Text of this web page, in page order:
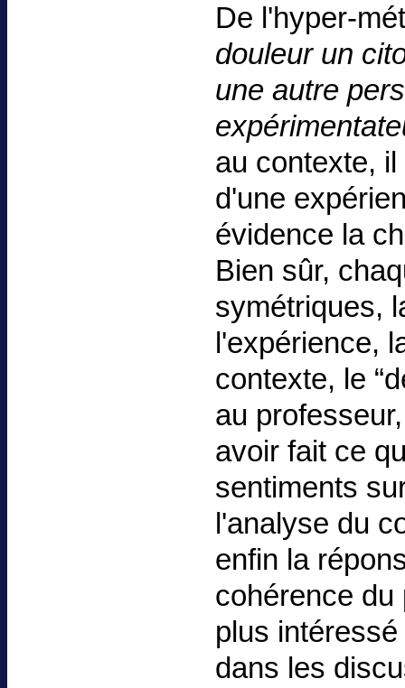
De l'hyper-
douleur un
une autre
au contexte,
d'une
évidence la
Bien sûr,
symétriques,
l'expérience,
contexte, le
au
avoir fait ce
sentiments
l'analyse du
enfin la
cohérence du
plus
dans les